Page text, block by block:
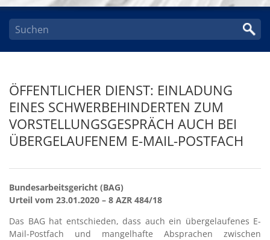
ÖFFENTLICHER DIENST: EINLADUNG
EINES SCHWERBEHINDERTEN ZUM
VORSTELLUNGSGESPRÄCH AUCH BEI
ÜBERGELAUFENEM E-MAIL-POSTFACH
Bundesarbeitsgericht (BAG)
Urteil vom 23.01.2020 – 8 AZR 484/18
Das BAG hat entschieden, dass auch ein übergelaufenes E-
Mail-Postfach und mangelhafte Absprachen zwischen